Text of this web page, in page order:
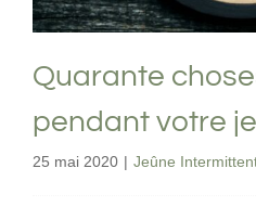
Quarante
pendant votre
25 mai 2020 | Jeûne